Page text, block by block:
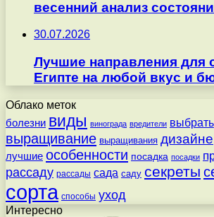
весенний анализ
30.07.2026
Лучшие направления для
Египте на любой вкус и
Облако меток
болезни виды винограда вредители выбрать
выращивание выращивания дизайне
лучшие особенности посадка посадки
рассаду рассады сада саду секреты
сорта способы уход
Интересно